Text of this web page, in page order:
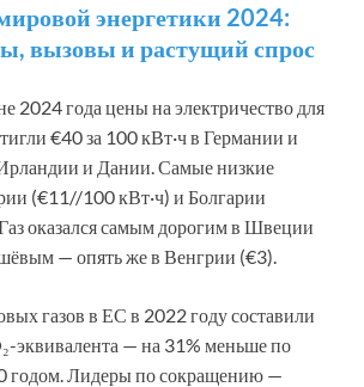
энергетики 2024:
вызовы и растущий спрос
2024 года цены на электричество для
€40 за 100 кВт·ч в Германии и
и Дании. Самые низкие
(€11//100 кВт·ч) и Болгарии
оказался самым дорогим в Швеции
— опять же в Венгрии (€3).
газов в ЕС в 2022 году составили
эквивалента — на 31% меньше по
годом. Лидеры по сокращению —